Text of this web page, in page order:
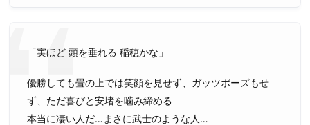
「実ほど 頭を垂れる 稲穂かな」
優勝しても畳の上では笑顔を見せず、ガッツポーズもせ
ず、ただ喜びと安堵を噛み締める
本当に凄い人だ…まさに武士のような人…